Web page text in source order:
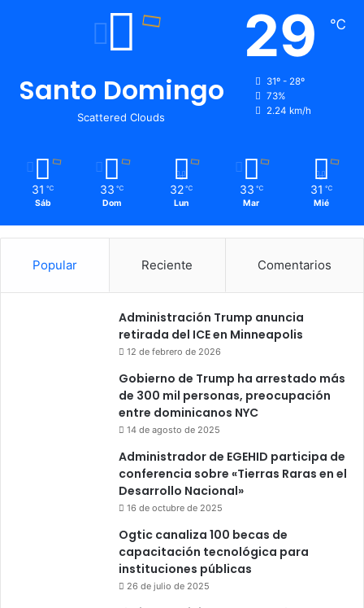
Santo Domingo
Scattered Clouds
29 ℃
31º - 28º
73%
2.24 km/h
31 ℃
Sáb
33 ℃
Dom
32 ℃
Lun
33 ℃
Mar
31 ℃
Mié
Popular Reciente Comentarios
Administración Trump anuncia
retirada del ICE en Minneapolis
12 de febrero de 2026
Gobierno de Trump ha arrestado más
de 300 mil personas, preocupación
entre dominicanos NYC
14 de agosto de 2025
Administrador de EGEHID participa de
conferencia sobre «Tierras Raras en el
Desarrollo Nacional»
16 de octubre de 2025
Ogtic canaliza 100 becas de
capacitación tecnológica para
instituciones públicas
26 de julio de 2025